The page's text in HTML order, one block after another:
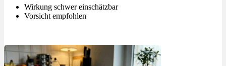
Wirkung schwer einschätzbar
Vorsicht empfohlen